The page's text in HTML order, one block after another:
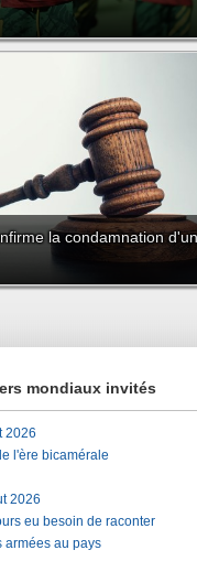
la condamnation
mondiaux invités
2026
l'ère bicamérale
2026
eu besoin de raconter
armées au pays